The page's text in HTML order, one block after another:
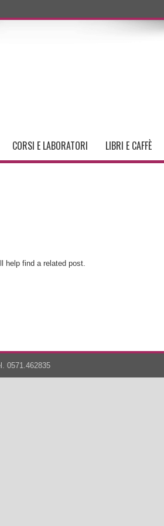
CORSI E LABORATORI LIBRI E CAFFÈ
help find a related post.
0571.462835